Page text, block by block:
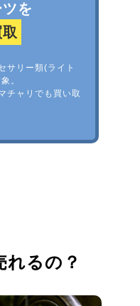
を
サリー類(ライト
。
チャリでも買い取
れるの？